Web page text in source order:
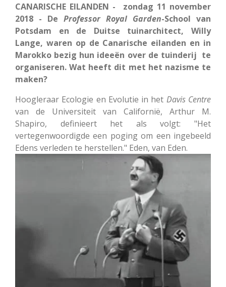
CANARISCHE EILANDEN - zondag 11 november
2018 - De Professor Royal Garden-School van
Potsdam en de Duitse tuinarchitect, Willy
Lange, waren op de Canarische eilanden en in
Marokko bezig hun ideeën over de tuinderij te
organiseren. Wat heeft dit met het nazisme te
maken?
Hoogleraar Ecologie en Evolutie in het Davis Centre
van de Universiteit van Californië, Arthur M.
Shapiro, definieert het als volgt: "Het
vertegenwoordigde een poging om een ingebeeld
Edens verleden te herstellen." Eden, van Eden.